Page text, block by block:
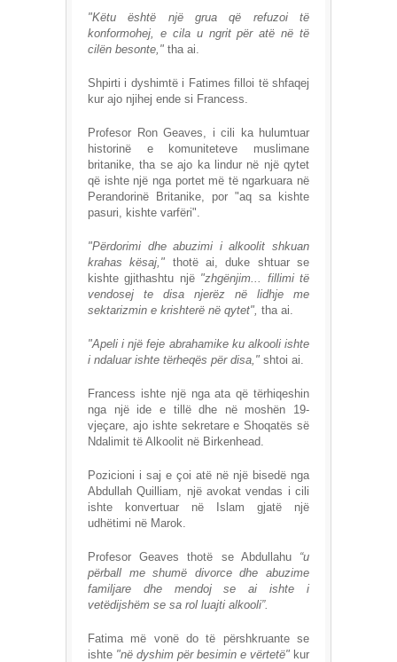
"Këtu është një grua që refuzoi të
konformohej, e cila u ngrit për atë në të
cilën besonte," tha ai.
Shpirti i dyshimtë i Fatimes filloi të shfaqej
kur ajo njihej ende si Francess.
Profesor Ron Geaves, i cili ka hulumtuar
historinë e komuniteteve muslimane
britanike, tha se ajo ka lindur në një qytet
që ishte një nga portet më të ngarkuara në
Perandorinë Britanike, por "aq sa kishte
pasuri, kishte varfëri".
"Përdorimi dhe abuzimi i alkoolit shkuan
krahas kësaj," thotë ai, duke shtuar se
kishte gjithashtu një "zhgënjim... fillimi të
vendosej te disa njerëz në lidhje me
sektarizmin e krishterë në qytet", tha ai.
"Apeli i një feje abrahamike ku alkooli ishte
i ndaluar ishte tërheqës për disa," shtoi ai.
Francess ishte një nga ata që tërhiqeshin
nga një ide e tillë dhe në moshën 19-
vjeçare, ajo ishte sekretare e Shoqatës së
Ndalimit të Alkoolit në Birkenhead.
Pozicioni i saj e çoi atë në një bisedë nga
Abdullah Quilliam, një avokat vendas i cili
ishte konvertuar në Islam gjatë një
udhëtimi në Marok.
Profesor Geaves thotë se Abdullahu “u
përball me shumë divorce dhe abuzime
familjare dhe mendoj se ai ishte i
vetëdijshëm se sa rol luajti alkooli”.
Fatima më vonë do të përshkruante se
ishte "në dyshim për besimin e vërtetë" kur